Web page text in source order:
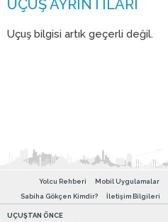
Uçuş bilgisi artık geçerli değil.
Yolcu Rehberi Mobil Uygulamalar
Sabiha Gökçen Kimdir?
İletişim Bilgileri
UÇUŞTAN ÖNCE